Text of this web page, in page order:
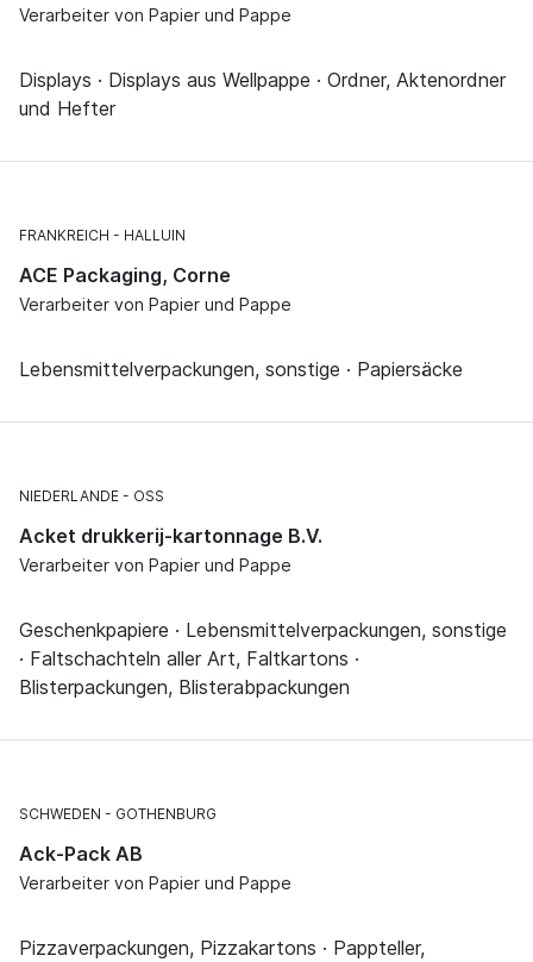
Verarbeiter von Papier und Pappe
Displays · Displays aus Wellpappe · Ordner, Aktenordner
und Hefter
FRANKREICH HALLUIN
ACE Packaging, Corne
Verarbeiter von Papier und Pappe
Lebensmittelverpackungen, sonstige · Papiersäcke
NIEDERLANDE OSS
Acket drukkerij-kartonnage B.V.
Verarbeiter von Papier und Pappe
Geschenkpapiere · Lebensmittelverpackungen, sonstige
· Faltschachteln aller Art, Faltkartons ·
Blisterpackungen, Blisterabpackungen
SCHWEDEN GOTHENBURG
Ack-Pack AB
Verarbeiter von Papier und Pappe
Pizzaverpackungen, Pizzakartons · Pappteller,